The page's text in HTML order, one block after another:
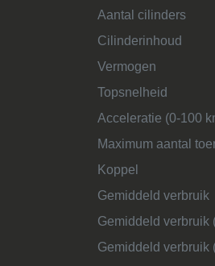
Aantal cilinders
Cilinderinhoud
Vermogen
Topsnelheid
Acceleratie (0-100
Maximum aantal
Koppel
Gemiddeld verbruik
Gemiddeld verbruik
Gemiddeld verbruik